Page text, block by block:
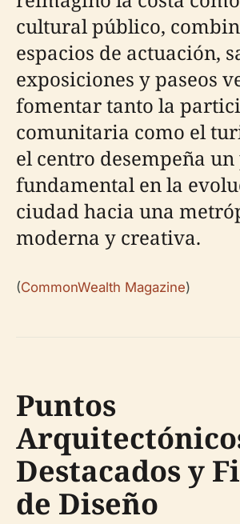
cultural público,
espacios de actuación,
exposiciones y paseos
fomentar tanto la
comunitaria como el
el centro desempeña
fundamental en la
ciudad hacia una
moderna y creativa.
(CommonWealth Magazine)
Puntos
Destacados y
de Diseño